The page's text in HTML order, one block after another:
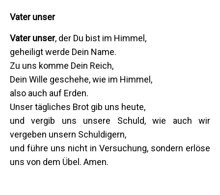
Vater unser
Vater unser, der Du bist im Himmel,
geheiligt werde Dein Name.
Zu uns komme Dein Reich,
Dein Wille geschehe, wie im Himmel,
also auch auf Erden.
Unser tägliches Brot gib uns heute,
und vergib uns unsere Schuld, wie auch wir
vergeben unsern Schuldigern,
und führe uns nicht in Versuchung, sondern erlöse
uns von dem Übel. Amen.